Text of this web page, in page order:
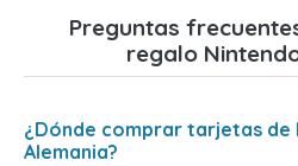
Preguntas
regalo
¿Dónde comprar tarjetas de
Alemania?